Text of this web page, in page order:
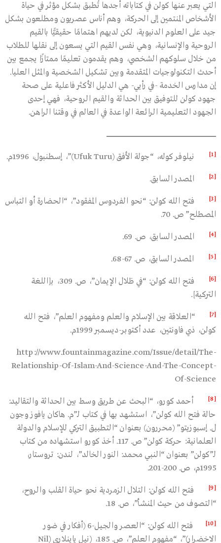
التي يعبر عنها كولن في كتاباته أجدها تُطبق بشكل مؤثر في حياة
الأشخاص المنتمين إلى الحركة، وهم أناس عصريون ومطلعون بشكل
جيد على العلوم الدنيوية، لكن لديهم اهتمامًا حقيقيًّا بالقيم
الروحية والإنسانية، وهي نفس القيم التي يسعون إلى نقلها للطلاب
من خلال سلوكهم الشخصي، وهم يقدمون تعليمًا ممتازًا يجمع بين
أحدث التكنولوجيات المتقدمة وبين تشكيل الشخصية والمثل العليا.
إن مدارس الخدمة -في رأيي- هي الدليل الأكثر فاعلية على صحة
جهود كولن للتوفيق بين الحداثة والقيم الروحية، فهي إحدى
الجهود التعليمية الرائعة الواعدة في العالم في وقتنا الراهن.
ــــــــــــــــــــــــــــــــــــــــــــــــــــــــــــــــــــــــــــــــــــــــــــــــــــــــــــــــــــــــــــــــــــــــــــــــــــــــــــــــــــــــــــــــــــــــــــــــــــــــــــــــــــــــــــــ
[1] نيلوفر كوله، “جولة الأفق (Ufuk Turu)”، إسطنبول، 1996م.
[2] المصدر السابق.
[3]
فتح الله كولن: “نحو الفردوس المفقود”، “الحضارة أو التباس
المصطلح” ص. 70.
[4] المصدر السابق، ص. 69.
[5] المصدر السابق، ص. 67-68.
[6]
فتح الله كولن: “في ظلال الإيمان”، ص. 309، بـ[اللغة
التركية].
[7]
“العلاقة بين الإسلام والعلم ومفهوم العلم”، فتح الله
كولن، ذي فاونتين، عدد أكتوبر-ديسمبر 1999م.
http://www.fountainmagazine.com/Issue/detail/The-
Relationship-Of-Islam-And-Science-And-The-Concept-
Of-Science
[8]
أحمد كورو، “البحث عن طريق وسط بين الحداثة والتقاليد:
حالة فتح الله كولن”، استشهد بها في كتاب لـ”م. هاكان يافوز وجون
ل. إسبوزيتو” (محررون) بعنوان “التطبيق التركي للإسلام والدولة
العلمانية: حركة كولن” ص. 117. أخذ كورو استشهاده من كتاب
لـ”كولن” بعنوان “النبي محمد: النور الخالد”، لندن: تروستار،
1995م، ص. 200-201.
[9]
فتح الله كولن: التلال الزمردية نحو حياة القلب والروح،
“التصوف من حيث المنشأ”، ص. 18.
[10]
فتح الله كولن: “العصر والجيل-6 (أفكار في ضور
الاخضرار)”، “مفهوم العلم”، ص. 185، (نيل ياينلاري (Nil